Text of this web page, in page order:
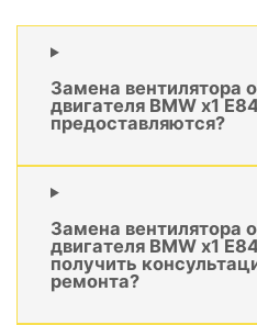
Замена вентилятора
двигателя BMW x1
предоставляются?
Замена вентилятора
двигателя BMW x1
получить
ремонта?